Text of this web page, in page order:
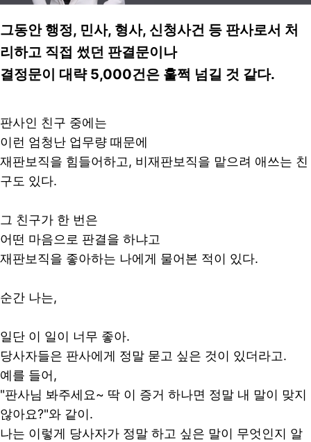
그동안 행정, 민사, 형사, 신청사건 등 판사로서 처
리하고 직접 썼던 판결문이나
결정문이 대략 5,000건은 훌쩍 넘길 것 같다.
판사인 친구 중에는
이런 엄청난 업무량 때문에
재판보직을 힘들어하고, 비재판보직을 맡으려 애쓰는 친
구도 있다.​
그 친구가 한 번은
어떤 마음으로 판결을 하냐고
재판보직을 좋아하는 나에게 물어본 적이 있다.​
순간 나는,
일단 이 일이 너무 좋아.
당사자들은 판사에게 정말 묻고 싶은 것이 있더라고.
예를 들어,
"판사님 봐주세요~ 딱 이 증거 하나면 정말 내 말이 맞지
않아요?"와 같이.
나는 이렇게 당사자가 정말 하고 싶은 말이 무엇인지 알